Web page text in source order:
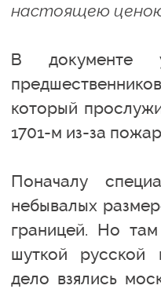
настоящею
В документе
который
1701-м из-за
Поначалу
небывалых
границей. Но
шуткой русской
дело взялись